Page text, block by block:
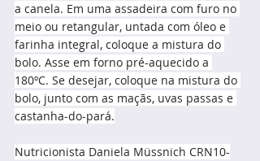
a canela. Em uma assadeira com furo no
meio ou retangular, untada com óleo e
farinha integral, coloque a mistura do
bolo. Asse em forno pré-aquecido a
180ºC. Se desejar, coloque na mistura do
bolo, junto com as maçãs, uvas passas e
castanha-do-pará.
Nutricionista Daniela Müssnich CRN10-